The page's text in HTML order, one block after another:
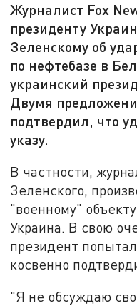
Журналист Fox
президенту
Зеленскому об
по нефтебазе в
украинский
Двумя
подтвердил, что
указу.
В частности,
Зеленского,
"военному"
Украина. В свою
президент
косвенно
"Я не обсуждаю